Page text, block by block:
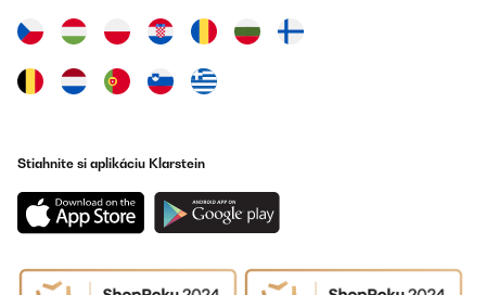
Stiahnite si aplikáciu Klarstein